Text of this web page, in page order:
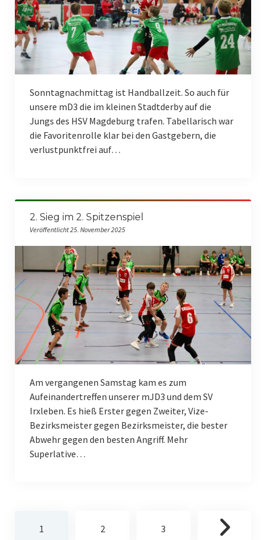
Sonntagnachmittag ist Handballzeit. So auch für
unsere mD3 die im kleinen Stadtderby auf die
Jungs des HSV Magdeburg trafen. Tabellarisch war
die Favoritenrolle klar bei den Gastgebern, die
verlustpunktfrei auf…
2. Sieg im 2. Spitzenspiel
Veröffentlicht 25. November 2025
Am vergangenen Samstag kam es zum
Aufeinandertreffen unserer mJD3 und dem SV
Irxleben. Es hieß Erster gegen Zweiter, Vize-
Bezirksmeister gegen Bezirksmeister, die bester
Abwehr gegen den besten Angriff. Mehr
Superlative…
1 2 3